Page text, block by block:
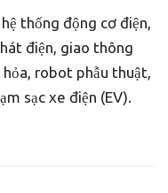
thống động cơ điện,
điện, giao thông
robot phẫu thuật,
sạc xe điện (EV).